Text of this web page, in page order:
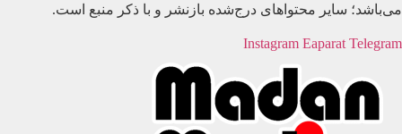
می‌باشد؛ سایر محتواهای درج‌شده بازنشر و با ذکر منبع است.
Instagram Eaparat Telegram